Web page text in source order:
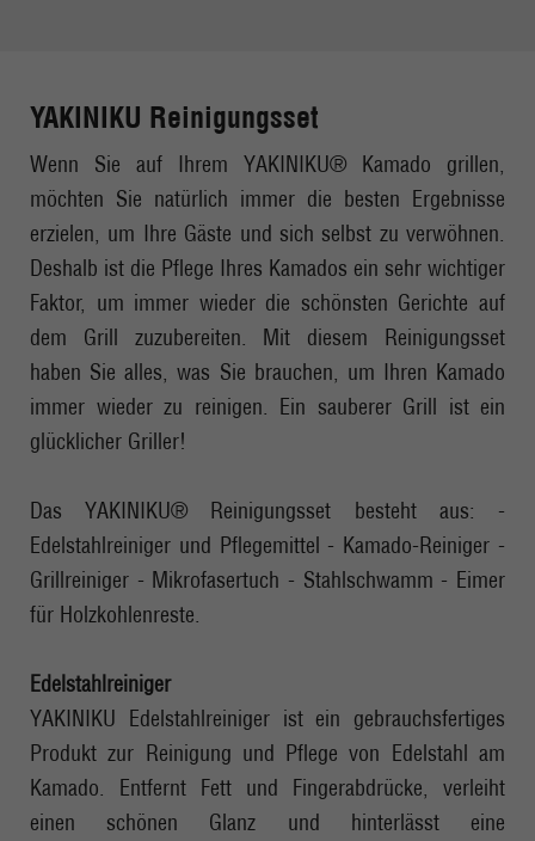
YAKINIKU Reinigungsset
Wenn Sie auf Ihrem YAKINIKU® Kamado grillen,
möchten Sie natürlich immer die besten Ergebnisse
erzielen, um Ihre Gäste und sich selbst zu verwöhnen.
Deshalb ist die Pflege Ihres Kamados ein sehr wichtiger
Faktor, um immer wieder die schönsten Gerichte auf
dem Grill zuzubereiten. Mit diesem Reinigungsset
haben Sie alles, was Sie brauchen, um Ihren Kamado
immer wieder zu reinigen. Ein sauberer Grill ist ein
glücklicher Griller!
Das YAKINIKU® Reinigungsset besteht aus: -
Edelstahlreiniger und Pflegemittel - Kamado-Reiniger -
Grillreiniger - Mikrofasertuch - Stahlschwamm - Eimer
für Holzkohlenreste.
Edelstahlreiniger
YAKINIKU Edelstahlreiniger ist ein gebrauchsfertiges
Produkt zur Reinigung und Pflege von Edelstahl am
Kamado. Entfernt Fett und Fingerabdrücke, verleiht
einen schönen Glanz und hinterlässt eine